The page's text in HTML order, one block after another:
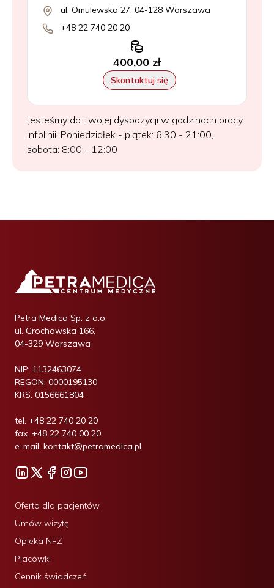
ul. Omulewska 27, 04-128 Warszawa
+48 22 740 20 20
400,00 zł
Skontaktuj się
Jesteśmy do Twojej dyspozycji w godzinach pracy
infolinii: Poniedziałek - piątek: 6:30 - 21:00,
sobota: 8:00 - 12:00
Petra Medica Sp. z o.o.
ul. Grochowska 166,
04-329 Warszawa
NIP: 1132463074
REGON: 0000195130
KRS: 0156661804
tel. +48 22 740 20 20
fax. +48 22 740 00 20
e-mail: kontakt@petramedica.pl
Oferta dla pacjentów
Umów wizytę
Opieka NFZ
Placówki
Cennik świadczeń